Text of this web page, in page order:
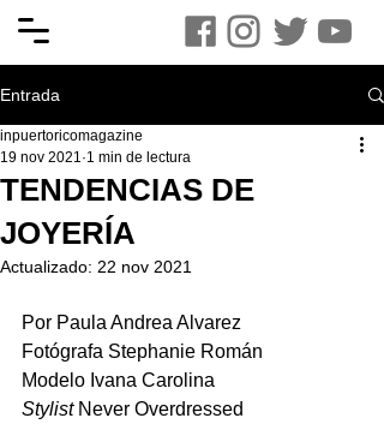
Entrada
TENDENCIAS DE
JOYERÍA
inpuertoricomagazine
19 nov 2021 1 min de lectura
Actualizado: 22 nov 2021
Por Paula Andrea Alvarez
Fotógrafa Stephanie Román
Modelo Ivana Carolina
Stylist Never Overdressed